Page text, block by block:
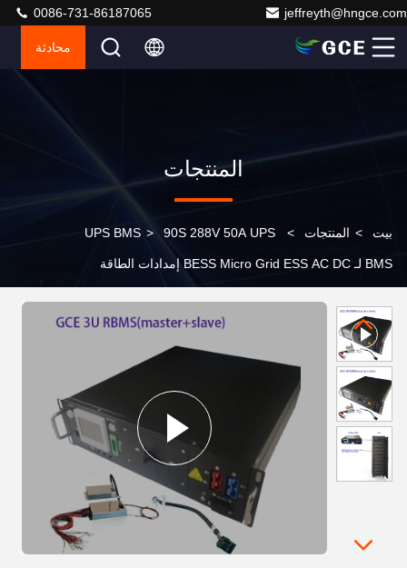
jeffreyth@hngce.com
0086-731-86187065
محادثة
المنتجات
بيت > المنتجات >
UPS BMS > 90S 288V 50A UPS
BMS لـ BESS Micro Grid ESS AC DC إمدادات الطاقة